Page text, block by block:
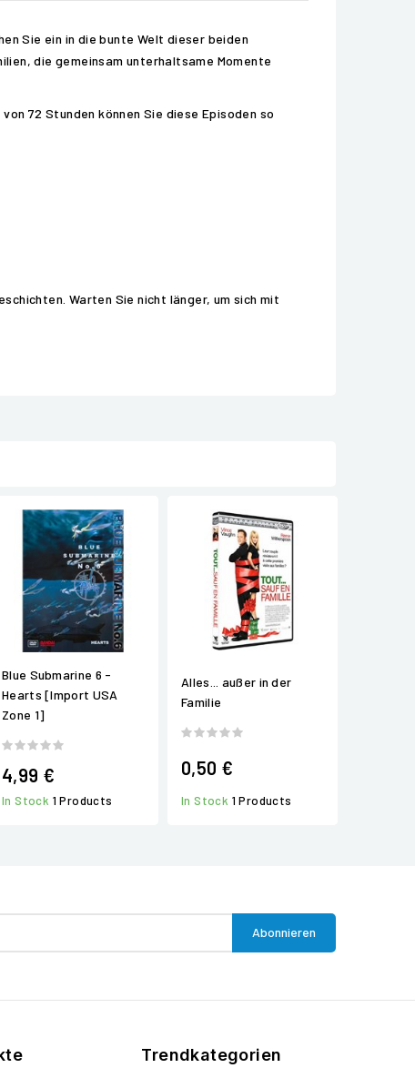
Sie ein in die bunte Welt dieser beiden
die gemeinsam unterhaltsame Momente
72 Stunden können Sie diese Episoden so
Warten Sie nicht länger, um sich mit
Blue Submarine 6 -
Hearts [Import USA
Zone 1]
4,99 €
In Stock 1 Products
Alles... außer in der
Familie
0,50 €
In Stock 1 Products
Trendkategorien